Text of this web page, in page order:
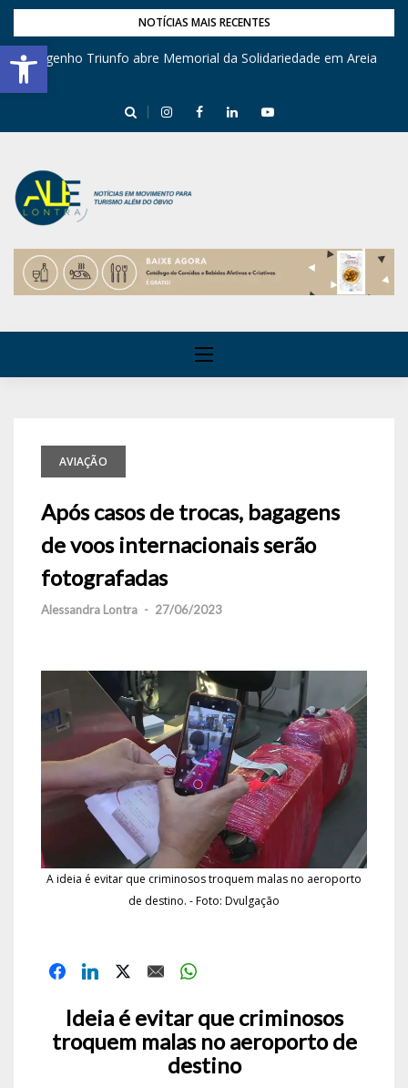
Barra de Ferramentas Aberta
NOTÍCIAS MAIS RECENTES
Engenho Triunfo abre Memorial da Solidariedade em Areia
AVIAÇÃO
Após casos de trocas, bagagens
de voos internacionais serão
fotografadas
Alessandra Lontra - 27/06/2023
A ideia é evitar que criminosos troquem malas no aeroporto
de destino. - Foto: Dvulgação
Ideia é evitar que criminosos
troquem malas no aeroporto de
destino